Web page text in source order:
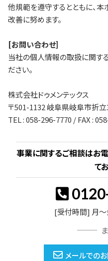
他規範を遵守するとともに、
改善に努めます。
[お問い合わせ]
当社の個人情報の取扱に関す
ださい。
株式会社ドゥメンテックス
〒501-1132 岐阜県岐阜市折
TEL : 058-296-7770 / FAX :
事業に関するご相談はお
て
[受付時間] 月～
メールでの